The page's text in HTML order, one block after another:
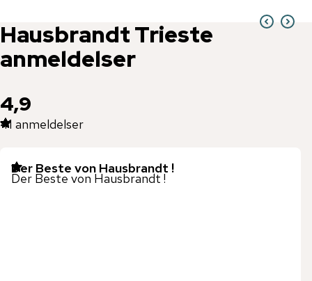
HausbrandtTrieste
anmeldelser
4,9
41 anmeldelser
Der Beste von Hausbrandt !
Der Beste von Hausbrandt !